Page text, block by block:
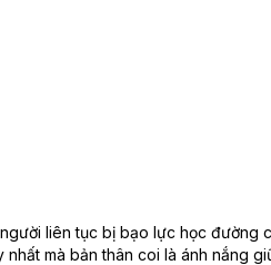
liên tục bị bạo lực học đường
mà bản thân coi là ánh nắng